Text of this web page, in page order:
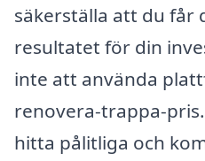
säkerställa att du får
resultatet för din
inte att använda
renovera-trappa-
hitta pålitliga och